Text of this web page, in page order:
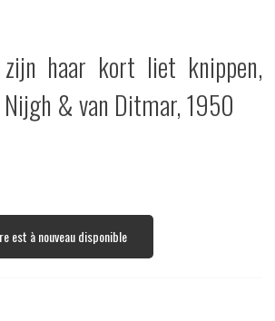
haar kort liet knippen,
Nijgh & van Ditmar, 1950
est à nouveau disponible